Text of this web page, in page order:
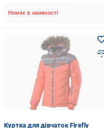
Немає в наявності
Куртка для дівчаток Firefly